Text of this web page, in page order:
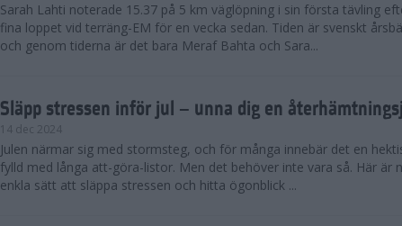
Sarah Lahti noterade 15.37 på 5 km väglöpning i sin första tävling
fina loppet vid terräng-EM för en vecka sedan. Tiden är svenskt
och genom tiderna är det bara Meraf Bahta och Sara...
Släpp stressen inför jul – unna dig en
14 dec 2024
Julen närmar sig med stormsteg, och för många innebär det en
fylld med långa att-göra-listor. Men det behöver inte vara så. Här är
enkla sätt att släppa stressen och hitta ögonblick ...